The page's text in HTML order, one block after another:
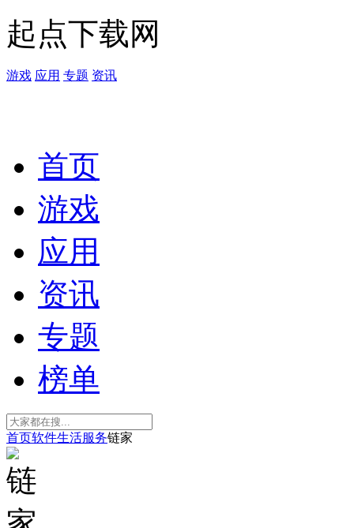
起点下载网
游戏 应用 专题 资讯
首页
游戏
应用
资讯
专题
榜单
首页软件生活服务链家